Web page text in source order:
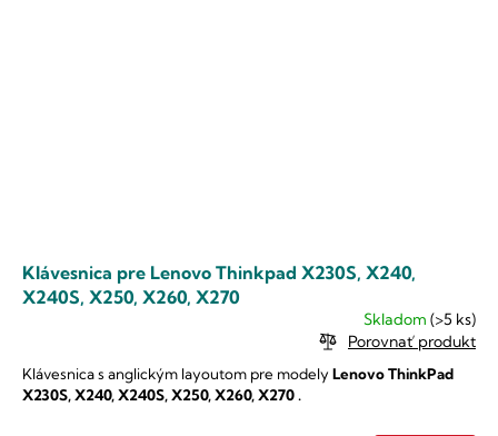
Klávesnica pre Lenovo Thinkpad X230S, X240,
X240S, X250, X260, X270
Skladom (>5 ks)
Porovnať produkt
Klávesnica s anglickým layoutom pre modelyLenovoThinkPad
X230S, X240, X240S, X250, X260, X270.